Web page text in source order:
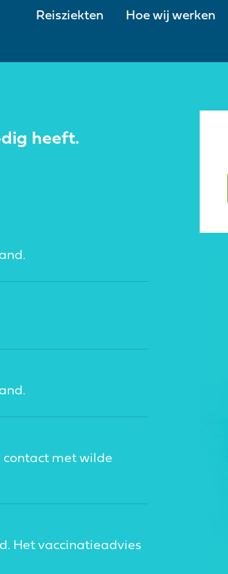
Reisziekten Hoe wij werken
heeft.
contact met wilde
Het vaccinatieadvies